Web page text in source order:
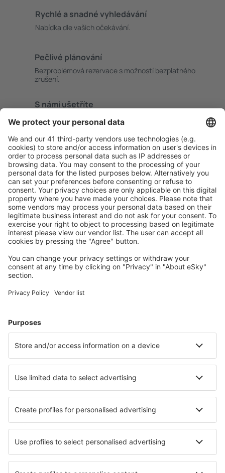
Rychlé a snadné vyhledávání
Nabídka dle vašich očekávání.
Pečlivé plánování
Bezproblémová rezervace s možností bezplatného
zrušení.
S námi ušetříte
Atraktivní ceny a speciální nabídky pro přihlášené
uživatele.
Ubytování dle vašeho gusta
Vyberte si z více než 1.3 milionu zařízení: hotelů,
apartmánů, chat a dalších.
Uživateli eSky nejčastěji hledané ubytování
Ubytování ve Spojených státech amerických - Oblíbená
města
Ubytování v Myrtle Beach Ubytování in Kissimmee
Ubytování v Durangu Ubytování v Salt Lake City
Nejlepší ubytování - města
Ubytování in Rodange Ubytování in Navasfrias
Ubytování Quilalea Island Ubytování in Puente Almuhey
Ubytování in Bammental Ubytování in Rau Sadului